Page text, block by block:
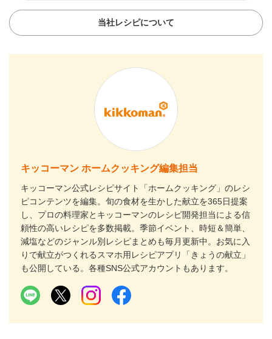
当社レシピについて
キッコーマン ホームクッキング編集担当
キッコーマン公式レシピサイト「ホームクッキング」のレシ
ピコンテンツを編集。旬の食材を生かした献立を365日提案
し、プロの料理家とキッコーマンのレシピ開発担当による信
頼性の高いレシピを多数掲載。季節イベント、時短＆簡単、
減塩などのジャンル別レシピまとめも毎月更新中。お気に入
りで献立がつくれるスマホ用レシピアプリ「きょうの献立」
も公開している。各種SNS公式アカウントもあります。